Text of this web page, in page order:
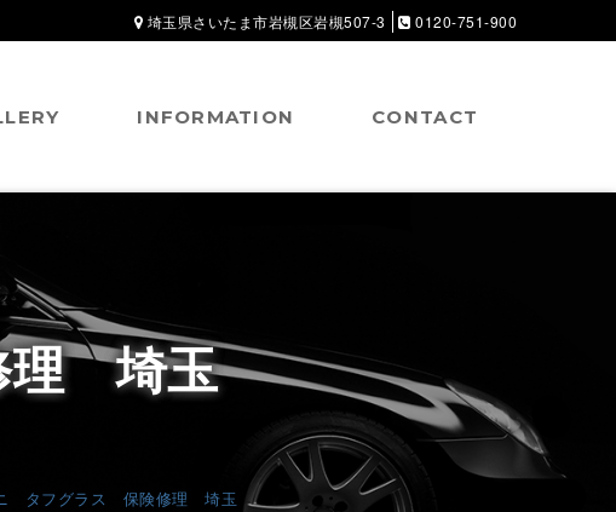
埼玉県さいたま市岩槻区岩槻507-3 0120-751-900
INFORMATION CONTACT
理 埼玉
タフグラス 保険修理 埼玉